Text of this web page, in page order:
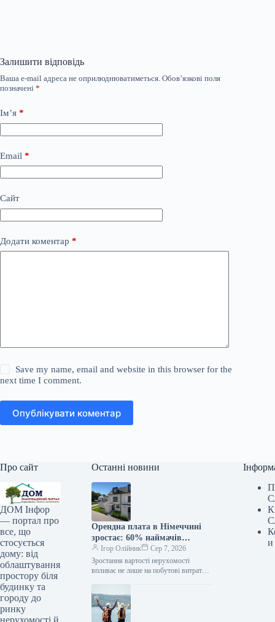
Залишити відповідь
Ваша e-mail адреса не оприлюднюватиметься. Обов’язкові поля
позначені *
Ім’я *
Email *
Сайт
Додати коментар *
Save my name, email and website in this browser for the
next time I comment.
Опублікувати коментар
Про сайт
ДОМ Інфор
— портал про
все, що
стосується
дому: від
облаштування
простору біля
будинку та
городу до
ринку
Останні новини
Орендна плата в Німеччині
зростає: 60% наймачів
віддають за житло більше ніж
третину своїх заробітків
Ігор Олійник
Сер 7, 2026
Зростання вартості нерухомості
впливає не лише на побутові витрати,
навантаження на мешканців
Німеччини через вартість…
и